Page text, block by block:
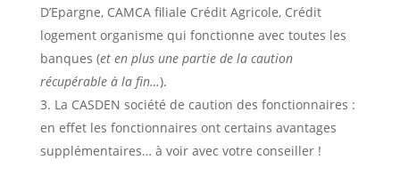
D’Epargne, CAMCA filiale Crédit Agricole, Crédit
logement organisme qui fonctionne avec toutes les
banques (et en plus une partie de la caution
récupérable à la fin…).
La CASDEN société de caution des fonctionnaires :
en effet les fonctionnaires ont certains avantages
supplémentaires… à voir avec votre conseiller !